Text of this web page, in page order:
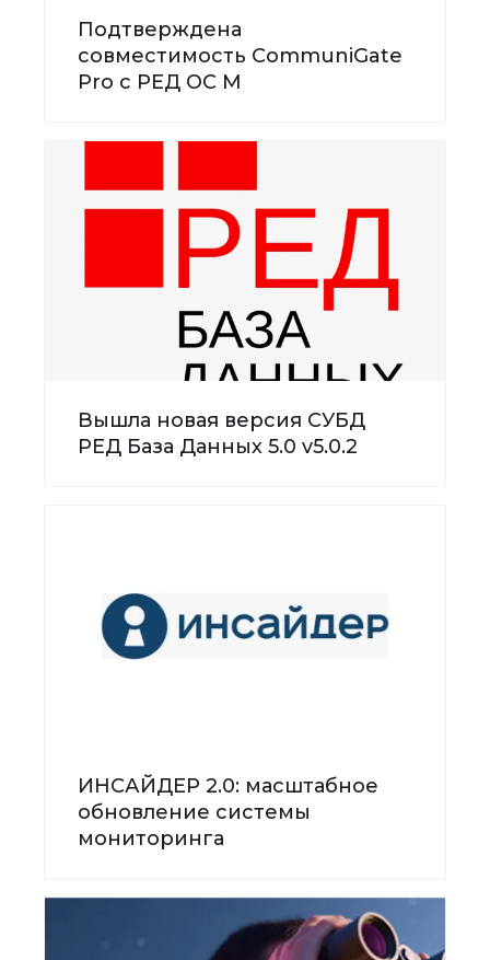
Подтверждена
совместимость CommuniGate
Pro с РЕД ОС М
Вышла новая версия СУБД
РЕД База Данных 5.0 v5.0.2
ИНСАЙДЕР 2.0: масштабное
обновление системы
мониторинга